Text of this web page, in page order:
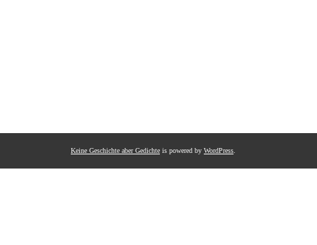
Keine Geschichte aber Gedichte is powered by WordPress